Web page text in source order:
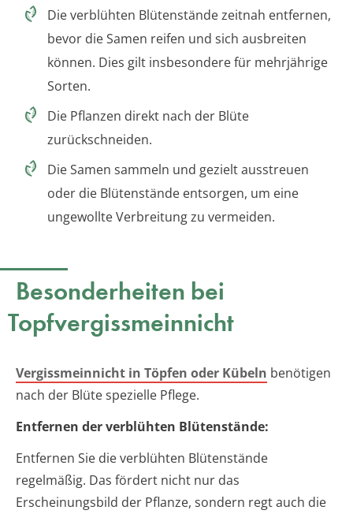
Die verblühten Blütenstände zeitnah entfernen,
bevor die Samen reifen und sich ausbreiten
können. Dies gilt insbesondere für mehrjährige
Sorten.
Die Pflanzen direkt nach der Blüte
zurückschneiden.
Die Samen sammeln und gezielt ausstreuen
oder die Blütenstände entsorgen, um eine
ungewollte Verbreitung zu vermeiden.
Besonderheiten bei
Topfvergissmeinnicht
Vergissmeinnicht in Töpfen oder Kübeln benötigen
nach der Blüte spezielle Pflege.
Entfernen der verblühten Blütenstände:
Entfernen Sie die verblühten Blütenstände
regelmäßig. Das fördert nicht nur das
Erscheinungsbild der Pflanze, sondern regt auch die